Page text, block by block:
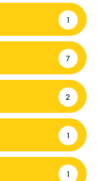
1
7
2
1
1